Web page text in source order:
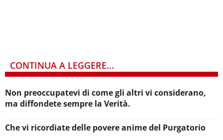
CONTINUA A LEGGERE...
Non preoccupatevi di come gli altri vi considerano,
ma diffondete sempre la Verità.
Che vi ricordiate delle povere anime del Purgatorio